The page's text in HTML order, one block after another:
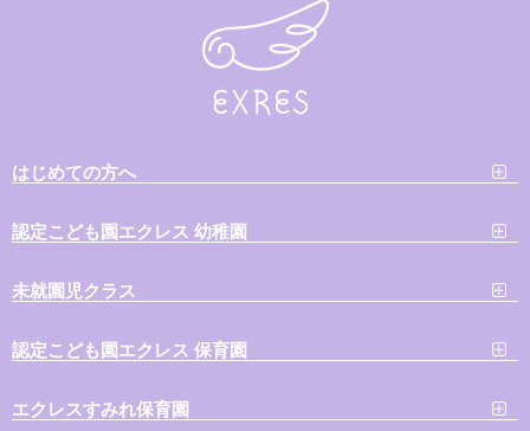
はじめての方へ
認定こども園エクレス 幼稚園
未就園児クラス
認定こども園エクレス 保育園
エクレスすみれ保育園